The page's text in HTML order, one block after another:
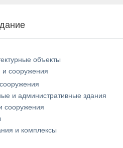
объекты
сооружения
и административные здания
сооружения
и комплексы